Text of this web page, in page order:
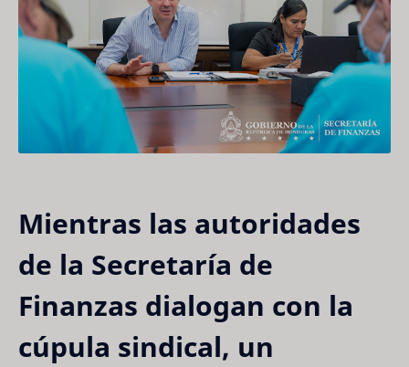
Mientras las autoridades
de la Secretaría de
Finanzas dialogan con la
cúpula sindical, un